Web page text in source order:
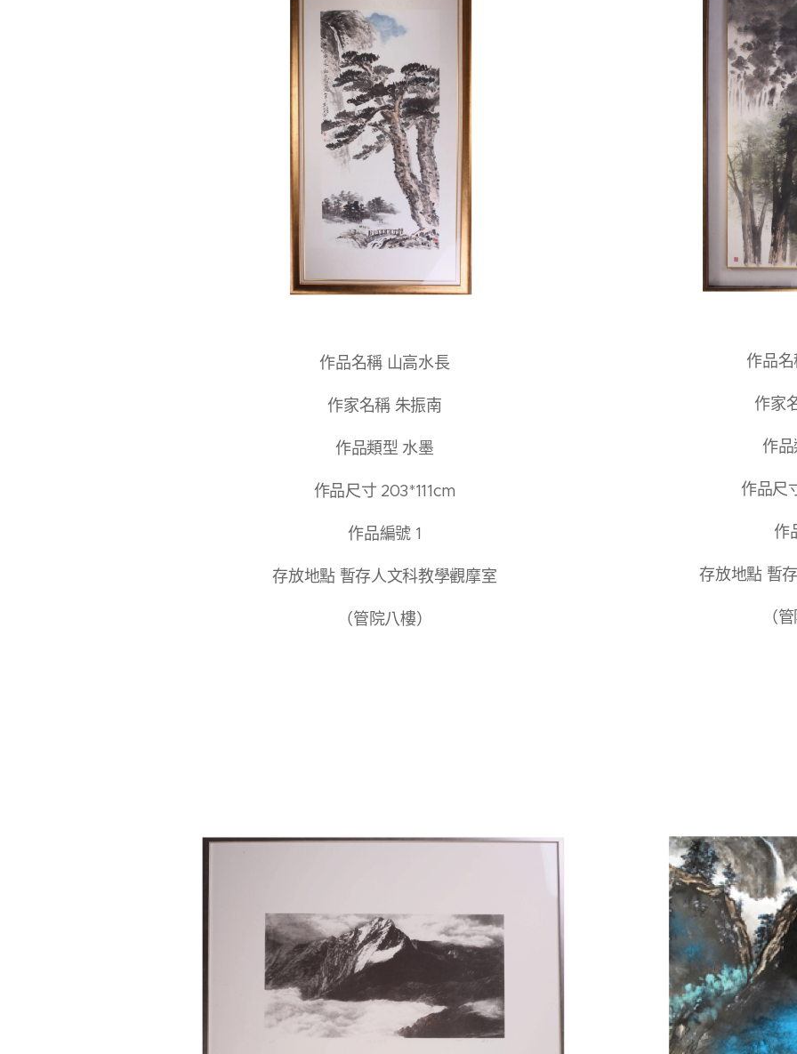
作品名稱 ⼭⾼⽔⻑
作家名稱 朱振南
作品類型 ⽔墨
作品尺⼨ 203*111cm
作品編號 1
存放地點 暫存⼈⽂科教學觀摩室
（管院八樓）
作品
作家
作
作品尺
作
存放地點 暫
（